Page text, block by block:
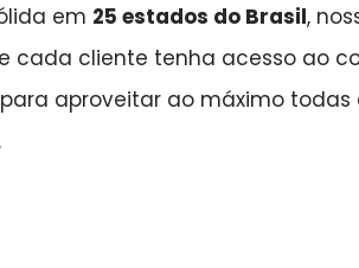
em 25 estados do Brasil,
cada cliente tenha acesso ao
aproveitar ao máximo